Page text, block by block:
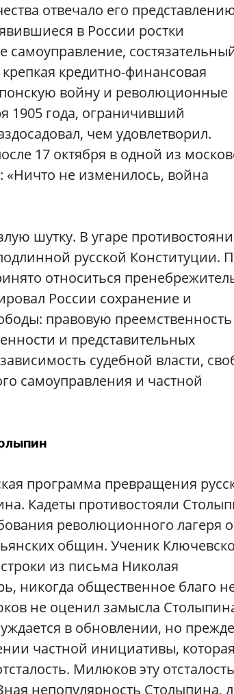
отвечало его
в России ростки
самоуправление,
кредитно-финансовая
войну и революционные
1905 года, ограничивший
чем удовлетворил.
17 октября в одной из
«Ничто не изменилось, война
шутку. В угаре
русской Конституции.
относиться
России сохранение и
правовую преемственность
и представительных
судебной власти,
самоуправления и частной
программа превращения
Кадеты противостояли
революционного лагеря
общин. Ученик
из письма Николая
никогда общественное благо
не оценил замысла
в обновлении, но прежде
частной инициативы, которая
Милюков эту отсталость
непопулярность Столыпина,